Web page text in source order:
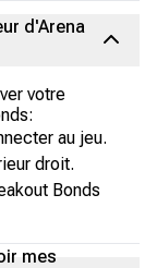
d'Arena
votre
au jeu.
droit.
Bonds
mes